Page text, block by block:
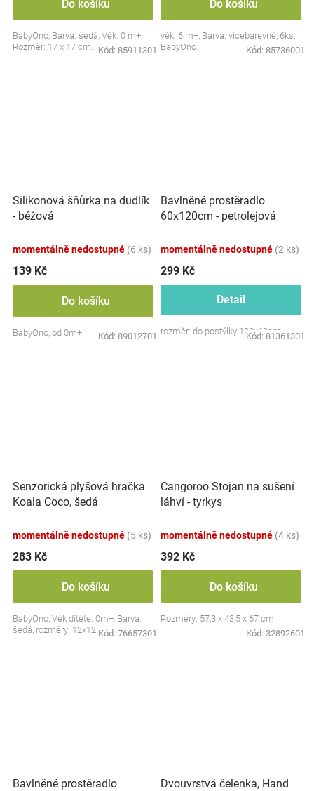
Do košíku
BabyOno, Barva: šedá, Věk: 0 m+,
Rozměr: 17 x 17 cm.
Kód: 85911301
Do košíku
věk: 6 m+, Barva: vícebarevné, 6ks,
BabyOno
Kód: 85736001
Silikonová šňůrka na dudlík
- béžová
momentálně nedostupné (6 ks)
139 Kč
Do košíku
BabyOno, od 0m+ Kód: 89012701
Bavlněné prostěradlo
60x120cm - petrolejová
momentálně nedostupné (2 ks)
299 Kč
Detail
rozměr: do postýlky 120x60cm
Kód: 81361301
Senzorická plyšová hračka
Koala Coco, šedá
momentálně nedostupné (5 ks)
283 Kč
Do košíku
BabyOno, Věk dítěte: 0m+, Barva:
šedá, rozměry: 12x12 cm.
Kód: 76657301
Cangoroo Stojan na sušení
láhví - tyrkys
momentálně nedostupné (4 ks)
392 Kč
Do košíku
Rozměry: 57,3 x 43,5 x 67 cm
Kód: 32892601
Bavlněné prostěradlo
Dvouvrstvá čelenka, Hand